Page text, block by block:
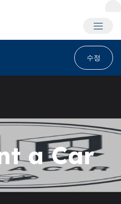
회원 메
수정
a Car